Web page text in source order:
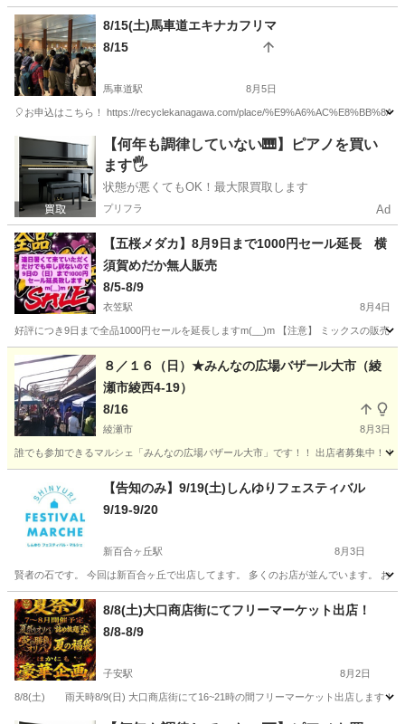
神奈川 川崎市 元住吉駅 フリーマーケット
8/15(土)馬車道エキナカフリマ
8/15
馬車道駅 8月5日
🎈お申込はこちら！ https://recyclekanagawa.com/place/
神奈川 馬車道駅 フリーマーケット 会場
【何年も調律していない🎹】ピアノを買い
ます🖐️
状態が悪くてもOK！最大限買取します
プリフラ Ad
【五桜メダカ】8月9日まで1000円セール延長 横
須賀めだか無人販売
8/5-8/9
衣笠駅 8月4日
好評につき9日まで全品1000円セールを延長しますm(__)m 【注意】 ミックスの販売
神奈川 横須賀市 衣笠駅 フリーマーケット メダカ
８／１６（日）★みんなの広場バザール大市（綾
瀬市綾西4-19）
8/16
綾瀬市 8月3日
誰でも参加できるマルシェ「みんなの広場バザール大市」です！！ 出店者募集中！
フリーマーケット キッチンカー
【告知のみ】9/19(土)しんゆりフェスティバル
9/19-9/20
新百合ヶ丘駅 8月3日
賢者の石です。 今回は新百合ヶ丘で出店してます。 多くのお店が並んでいます。 お
神奈川 川崎市 新百合ヶ丘駅 フリーマーケット
フェスティバル
8/8(土)大口商店街にてフリーマーケット出店！
8/8-8/9
子安駅 8月2日
8/8(土) 雨天時8/9(日) 大口商店街にて16~21時の間フリーマーケット出店します！